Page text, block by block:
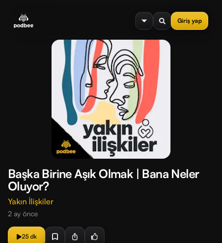
Giriş yap
menu
Başka Birine Aşık Olmak | Bana Neler
Oluyor?
Yakın İlişkiler
2 ay önce
25 dk